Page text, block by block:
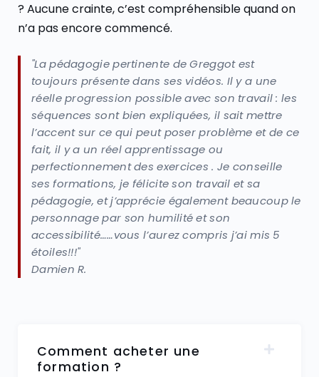
? Aucune crainte, c’est compréhensible quand on
n’a pas encore commencé.
"La pédagogie pertinente de Greggot est
toujours présente dans ses vidéos. Il y a une
réelle progression possible avec son travail : les
séquences sont bien expliquées, il sait mettre
l’accent sur ce qui peut poser problème et de ce
fait, il y a un réel apprentissage ou
perfectionnement des exercices . Je conseille
ses formations, je félicite son travail et sa
pédagogie, et j’apprécie également beaucoup le
personnage par son humilité et son
accessibilité……vous l’aurez compris j’ai mis 5
étoiles!!!"
Damien R.
Comment acheter une
formation ?